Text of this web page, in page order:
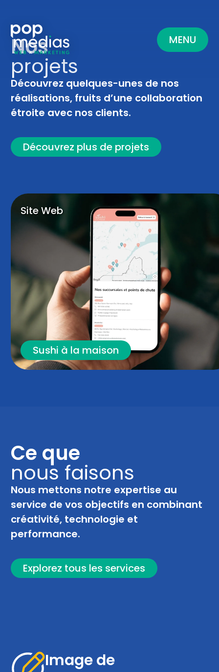
MENU
Nos
projets
Découvrez quelques-unes de nos
réalisations, fruits d’une collaboration
étroite avec nos clients.
Découvrez plus de projets
Site Web
Sushi à la maison
Ce que
nous faisons
Nous mettons notre expertise au
service de vos objectifs en combinant
créativité, technologie et
performance.
Explorez tous les services
Image de